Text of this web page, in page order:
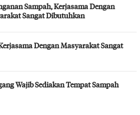
Sampah, Kerjasama Dengan
Sangat Dibutuhkan
Dengan Masyarakat Sangat
Wajib Sediakan Tempat Sampah